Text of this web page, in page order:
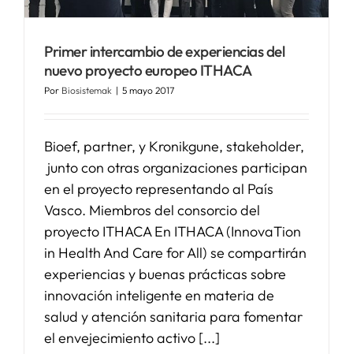
Primer intercambio de experiencias del
nuevo proyecto europeo ITHACA
Por Biosistemak | 5 mayo 2017
Bioef, partner, y Kronikgune, stakeholder,
junto con otras organizaciones participan
en el proyecto representando al País
Vasco. Miembros del consorcio del
proyecto ITHACA En ITHACA (InnovaTion
in Health And Care for All) se compartirán
experiencias y buenas prácticas sobre
innovación inteligente en materia de
salud y atención sanitaria para fomentar
el envejecimiento activo [...]